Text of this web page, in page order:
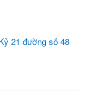
21 đường số 48